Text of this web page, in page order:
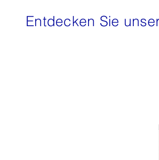
Entdecken Sie